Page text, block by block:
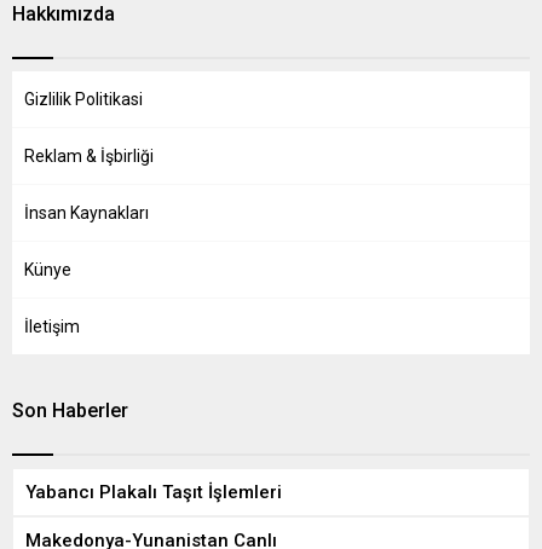
Hakkımızda
Gizlilik Politikasi
Reklam & İşbirliği
İnsan Kaynakları
Künye
İletişim
Son Haberler
Yabancı Plakalı Taşıt İşlemleri
Makedonya-Yunanistan Canlı